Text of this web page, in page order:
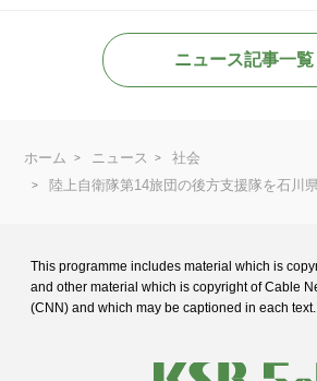
ニュース記事一覧
ホーム ニュース
社会
陸上自衛隊第14旅団の後方支援隊を石
This programme includes material which is
and other material which is copyright of Cable
(CNN) and which may be captioned in each text.